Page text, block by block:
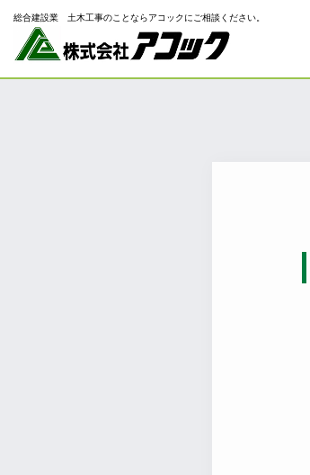
総合建設業 ⼟⽊⼯事のことならアコックにご相談ください。